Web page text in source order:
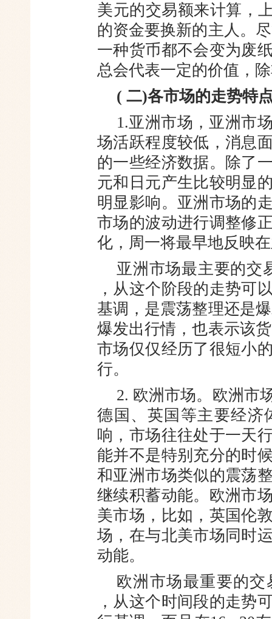
美元的交易额来计算，
的资金要换新的主人。
一种货币都不会变为废
总会代表一定的价值，
( 二)各市场的走势特
1.亚洲市场，亚洲市
场活跃程度较低，消息
的一些经济数据。除了
元和日元产生比较明显
明显影响。亚洲市场的
市场的波动进行调整修
化，周一将最早地反映
亚洲市场最主要的交
，从这个阶段的走势可
基调，是震荡整理还是
爆发出行情，也表示该
市场仅仅经历了很短小
行。
2. 欧洲市场。欧洲市
德国、英 国等主要经济
响，市场往往处于一天
能并不是特别充分的时
和亚洲市场类似的震荡
继续积蓄动能。 欧洲市
美市场，比如，英国伦
场，在与北美市场同时
动能。
欧洲市场最重要的交
，从这个时间段的走势